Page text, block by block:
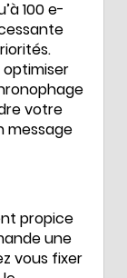
100 e-
optimiser
votre
message
propice
une
vous fixer